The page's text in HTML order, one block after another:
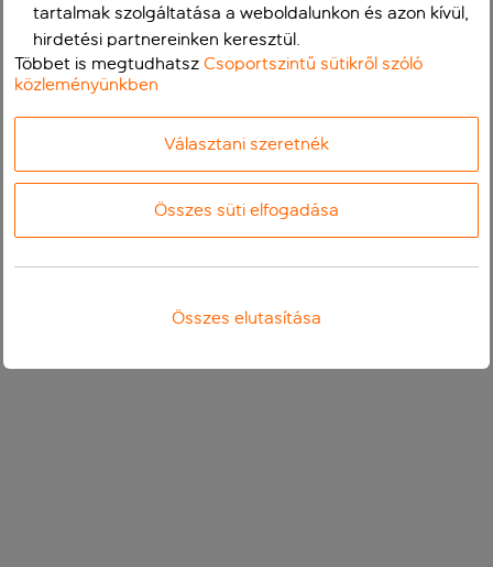
tartalmak szolgáltatása a weboldalunkon és azon kívül,
hirdetési partnereinken keresztül.
Többet is megtudhatszCsoportszintű sütikről szóló
közleményünkben
Választani szeretnék
Összes süti elfogadása
Összes elutasítása